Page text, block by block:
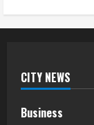
CITY NEWS
Business